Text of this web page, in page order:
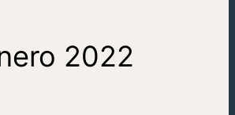
2022